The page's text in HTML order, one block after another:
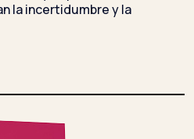
la incertidumbre y la